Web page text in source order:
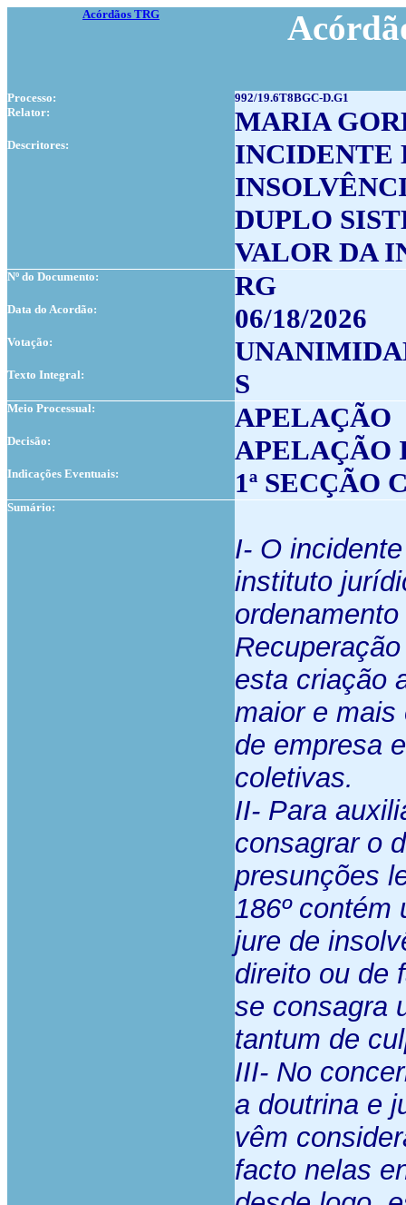
Acórdãos TRG
Processo:
992/19.6T8BGC-D.G1
Relator:
MARIA
Descritores:
INCIDENTE
DUPLO
VALOR DA
Nº do Documento: RG
Data do Acordão: 06/18/2026
Votação:
Texto Integral: S
Meio Processual: APELAÇÃO
Decisão: APELAÇÃO
Indicações Eventuais: 1ª SECÇÃO
Sumário:
I- O
instituto
esta criação
maior e mais
de empresa
coletivas.
II- Para
consagrar o
presunções
186º contém
jure de
direito ou de
se consagra
tantum de
III- No
a doutrina e
vêm
facto nelas